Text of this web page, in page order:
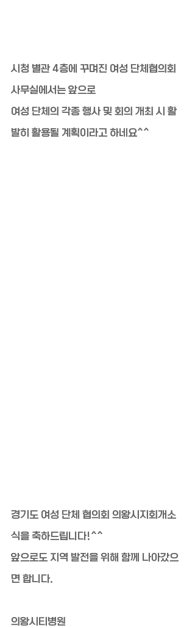
시청 별관 4층에 꾸며진 여성 단체협의회
사무실에서는 앞으로
여성 단체의 각종 행사 및 회의 개최 시 활
발히 활용될 계획이라고 하네요^^
경기도 여성 단체 협의회 의왕시지회개소
식을 축하드립니다!^^
앞으로도 지역 발전을 위해 함께 나아갔으
면 합니다.
의왕시티병원